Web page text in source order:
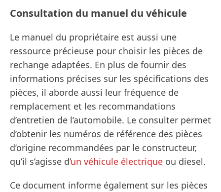
Consultation du manuel du véhicule
Le manuel du propriétaire est aussi une
ressource précieuse pour choisir les pièces de
rechange adaptées. En plus de fournir des
informations précises sur les spécifications des
pièces, il aborde aussi leur fréquence de
remplacement et les recommandations
d’entretien de l’automobile. Le consulter permet
d’obtenir les numéros de référence des pièces
d’origine recommandées par le constructeur,
qu’il s’agisse d’un véhicule électrique ou diesel.
Ce document informe également sur les pièces